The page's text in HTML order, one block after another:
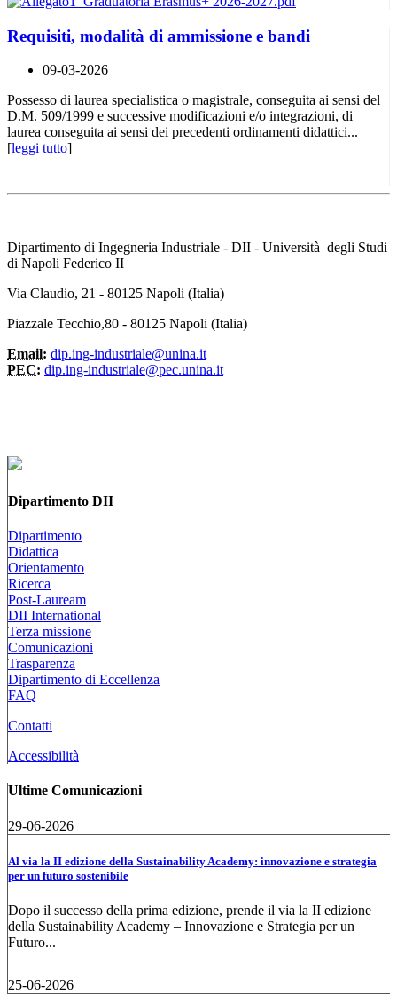
Requisiti, modalità di ammissione e bandi
09-03-2026
Possesso di laurea specialistica o magistrale, conseguita ai sensi del
D.M. 509/1999 e successive modificazioni e/o integrazioni, di
laurea conseguita ai sensi dei precedenti ordinamenti didattici...
[leggi tutto]
Dipartimento di Ingegneria Industriale - DII - Università degli Studi
di Napoli Federico II
Via Claudio, 21 - 80125 Napoli (Italia)
Piazzale Tecchio,80 - 80125 Napoli (Italia)
Email: dip.ing-industriale@unina.it
PEC: dip.ing-industriale@pec.unina.it
Dipartimento DII
Dipartimento
Didattica
Orientamento
Ricerca
Post-Lauream
DII International
Terza missione
Comunicazioni
Trasparenza
Dipartimento di Eccellenza
FAQ
Contatti
Accessibilità
Ultime Comunicazioni
29-06-2026
Al via la II edizione della Sustainability Academy: innovazione e strategia
per un futuro sostenibile
Dopo il successo della prima edizione, prende il via la II edizione
della Sustainability Academy – Innovazione e Strategia per un
Futuro...
25-06-2026